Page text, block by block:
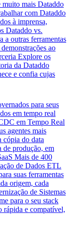
muito mais Dataddo
com Dataddo
à imprensa,
Dataddo vs.
a outras ferramentas
ao
Explore os
da Dataddo
e confia cujas
para seus
em tempo real
em Tempo Real
agentes mais
cópia do data
de produção, em
Mais de 400
de Dados ETL
suas ferramentas
origem, cada
de Sistemas
para o seu stack
rápida e compatível,